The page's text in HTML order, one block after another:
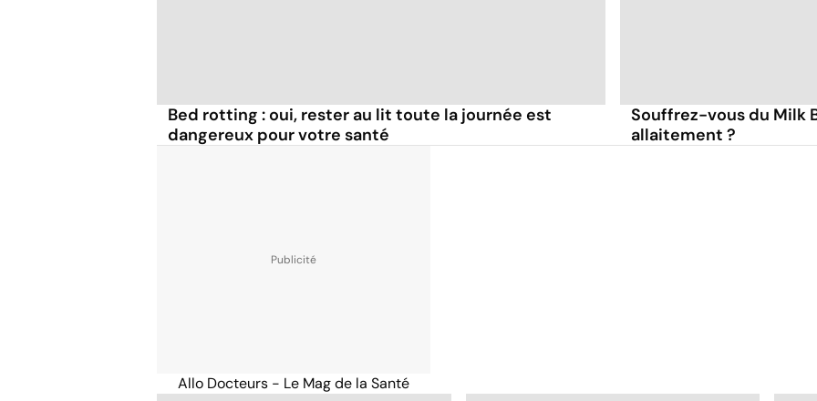
Bed rotting : oui, rester au lit toute la journée est
dangereux pour votre santé
Souffrez-vous du Milk
allaitement ?
Allo Docteurs - Le Mag de la Santé